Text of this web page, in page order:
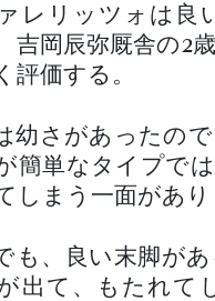
ァレリッツォは良
吉岡辰弥厩舎の2
評価する。
幼さがあったの
簡単なタイプで
しまう一面があり
も、良い末脚が
出て、もたれて